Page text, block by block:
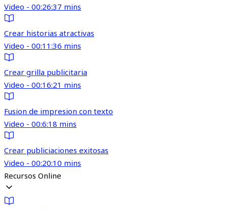
Video - 00:26:37 mins
Crear historias atractivas
Video - 00:11:36 mins
Crear grilla publicitaria
Video - 00:16:21 mins
Fusion de impresion con texto
Video - 00:6:18 mins
Crear publiciaciones exitosas
Video - 00:20:10 mins
Recursos Online